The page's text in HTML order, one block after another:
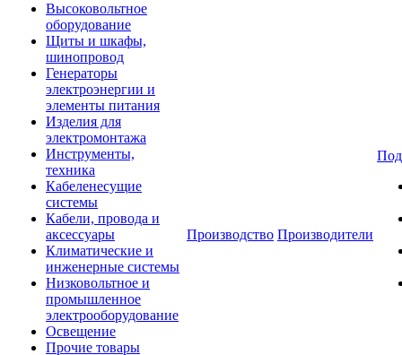
Высоковольтное
оборудование
Щиты и шкафы,
шинопровод
Генераторы
электроэнергии и
элементы питания
Изделия для
электромонтажа
Инструменты,
техника
Кабеленесущие
системы
Кабели, провода и
аксессуары
Климатические и
инженерные системы
Низковольтное и
промышленное
электрооборудование
Освещение
Прочие товары
Производство Производители